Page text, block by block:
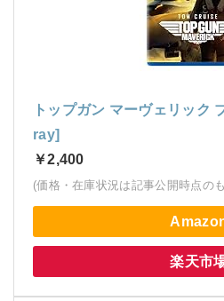
トップガン マーヴェリック
ray]
￥2,400
(価格・在庫状況は記事公開時点の
楽天市